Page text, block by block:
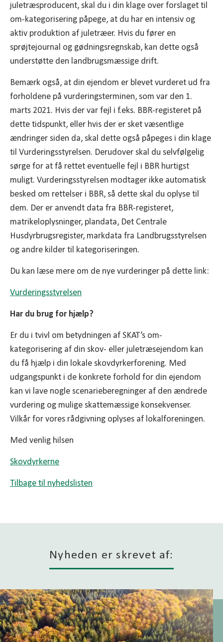
juletræsproducent, skal du i din klage over forslaget til
om-kategorisering påpege, at du har en intensiv og
aktiv produktion af juletræer. Hvis du fører en
sprøjtejournal og gødningsregnskab, kan dette også
understøtte den landbrugsmæssige drift.
Bemærk også, at din ejendom er blevet vurderet ud fra
forholdene på vurderingsterminen, som var den 1.
marts 2021. Hvis der var fejl i f.eks. BBR-registeret på
dette tidspunkt, eller hvis der er sket væsentlige
ændringer siden da, skal dette også påpeges i din klage
til Vurderingsstyrelsen. Derudover skal du selvfølgelig
sørge for at få rettet eventuelle fejl i BBR hurtigst
muligt. Vurderingsstyrelsen modtager ikke automatisk
besked om rettelser i BBR, så dette skal du oplyse til
dem. Der er anvendt data fra BBR-registeret,
matrikeloplysninger, plandata, Det Centrale
Husdyrbrugsregister, markdata fra Landbrugsstyrelsen
og andre kilder til kategoriseringen.
Du kan læse mere om de nye vurderinger på dette link:
Vurderingsstyrelsen
Har du brug for hjælp?
Er du i tvivl om betydningen af SKAT’s om-
kategorisering af din skov- eller juletræsejendom kan
du få hjælp i din lokale skovdyrkerforening. Med
udgangspunkt i de konkrete forhold for din ejendom
kan vi lave nogle scenarieberegninger af den ændrede
vurdering og mulige skattemæssige konsekvenser.
Vilkår for vores rådgivning oplyses af lokalforeningen.
Med venlig hilsen
Skovdyrkerne
Tilbage til nyhedslisten
Nyheden er skrevet af: